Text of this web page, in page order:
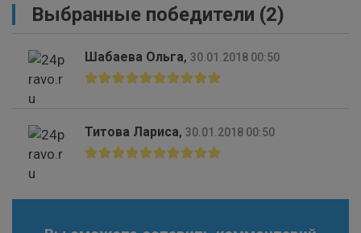
Выбранные победители (2)
Шабаева Ольга, 30.01.2018 00:50
Титова Лариса, 30.01.2018 00:50